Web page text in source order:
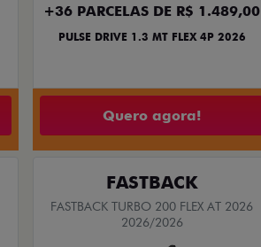
+36 PARCELAS DE R$ 1.489,00
PULSE DRIVE 1.3 MT FLEX 4P 2026
Quero agora!
FASTBACK
FASTBACK TURBO 200 FLEX AT 2026
2026/2026